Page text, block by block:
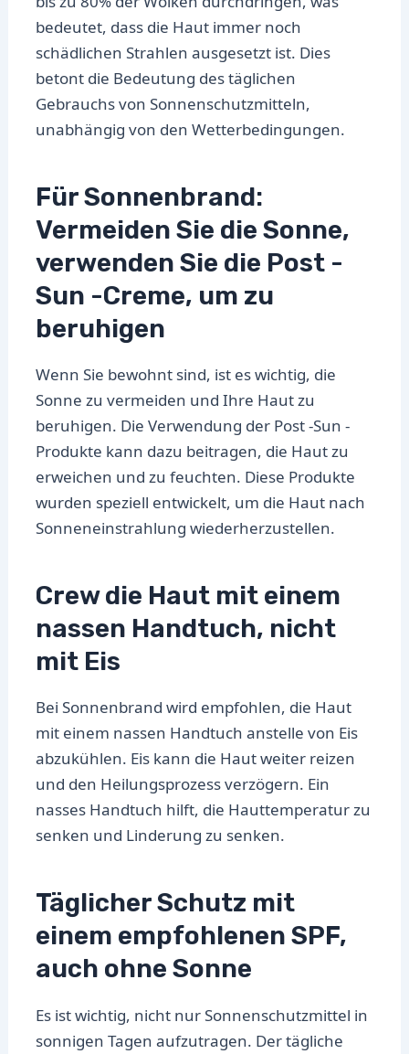
bedeutet, dass die Haut immer noch
schädlichen Strahlen ausgesetzt ist. Dies
betont die Bedeutung des täglichen
Gebrauchs von Sonnenschutzmitteln,
unabhängig von den Wetterbedingungen.
Für Sonnenbrand:
Vermeiden Sie die Sonne,
verwenden Sie die Post -
Sun -Creme, um zu
beruhigen
Wenn Sie bewohnt sind, ist es wichtig, die
Sonne zu vermeiden und Ihre Haut zu
beruhigen. Die Verwendung der Post -Sun -
Produkte kann dazu beitragen, die Haut zu
erweichen und zu feuchten. Diese Produkte
wurden speziell entwickelt, um die Haut nach
Sonneneinstrahlung wiederherzustellen.
Crew die Haut mit einem
nassen Handtuch, nicht
mit Eis
Bei Sonnenbrand wird empfohlen, die Haut
mit einem nassen Handtuch anstelle von Eis
abzukühlen. Eis kann die Haut weiter reizen
und den Heilungsprozess verzögern. Ein
nasses Handtuch hilft, die Hauttemperatur zu
senken und Linderung zu senken.
Täglicher Schutz mit
einem empfohlenen SPF,
auch ohne Sonne
Es ist wichtig, nicht nur Sonnenschutzmittel in
sonnigen Tagen aufzutragen. Der tägliche